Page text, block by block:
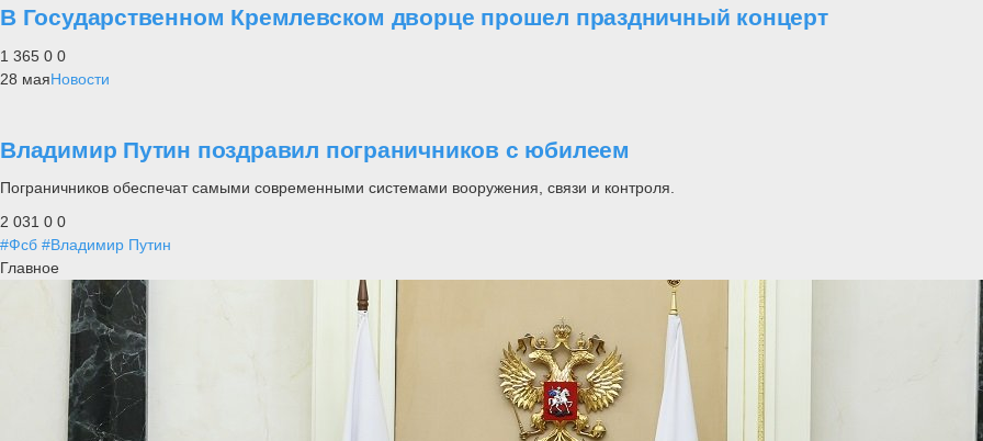
В Государственном Кремлевском дворце прошел праздничный концерт
1 365 0 0
28 маяНовости
Владимир Путин поздравил пограничников с юбилеем
Пограничников обеспечат самыми современными системами вооружения, связи и контроля.
2 031 0 0
#Фсб #Владимир Путин
Главное